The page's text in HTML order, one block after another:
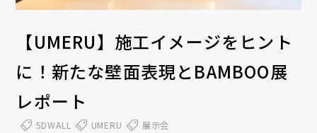
【UMERU】施工イメージをヒント
に！新たな壁面表現とBAMBOO展
レポート
5DWALL UMERU 展示会